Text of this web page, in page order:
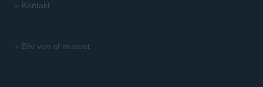
» Kontakt
» Bliv ven af museet